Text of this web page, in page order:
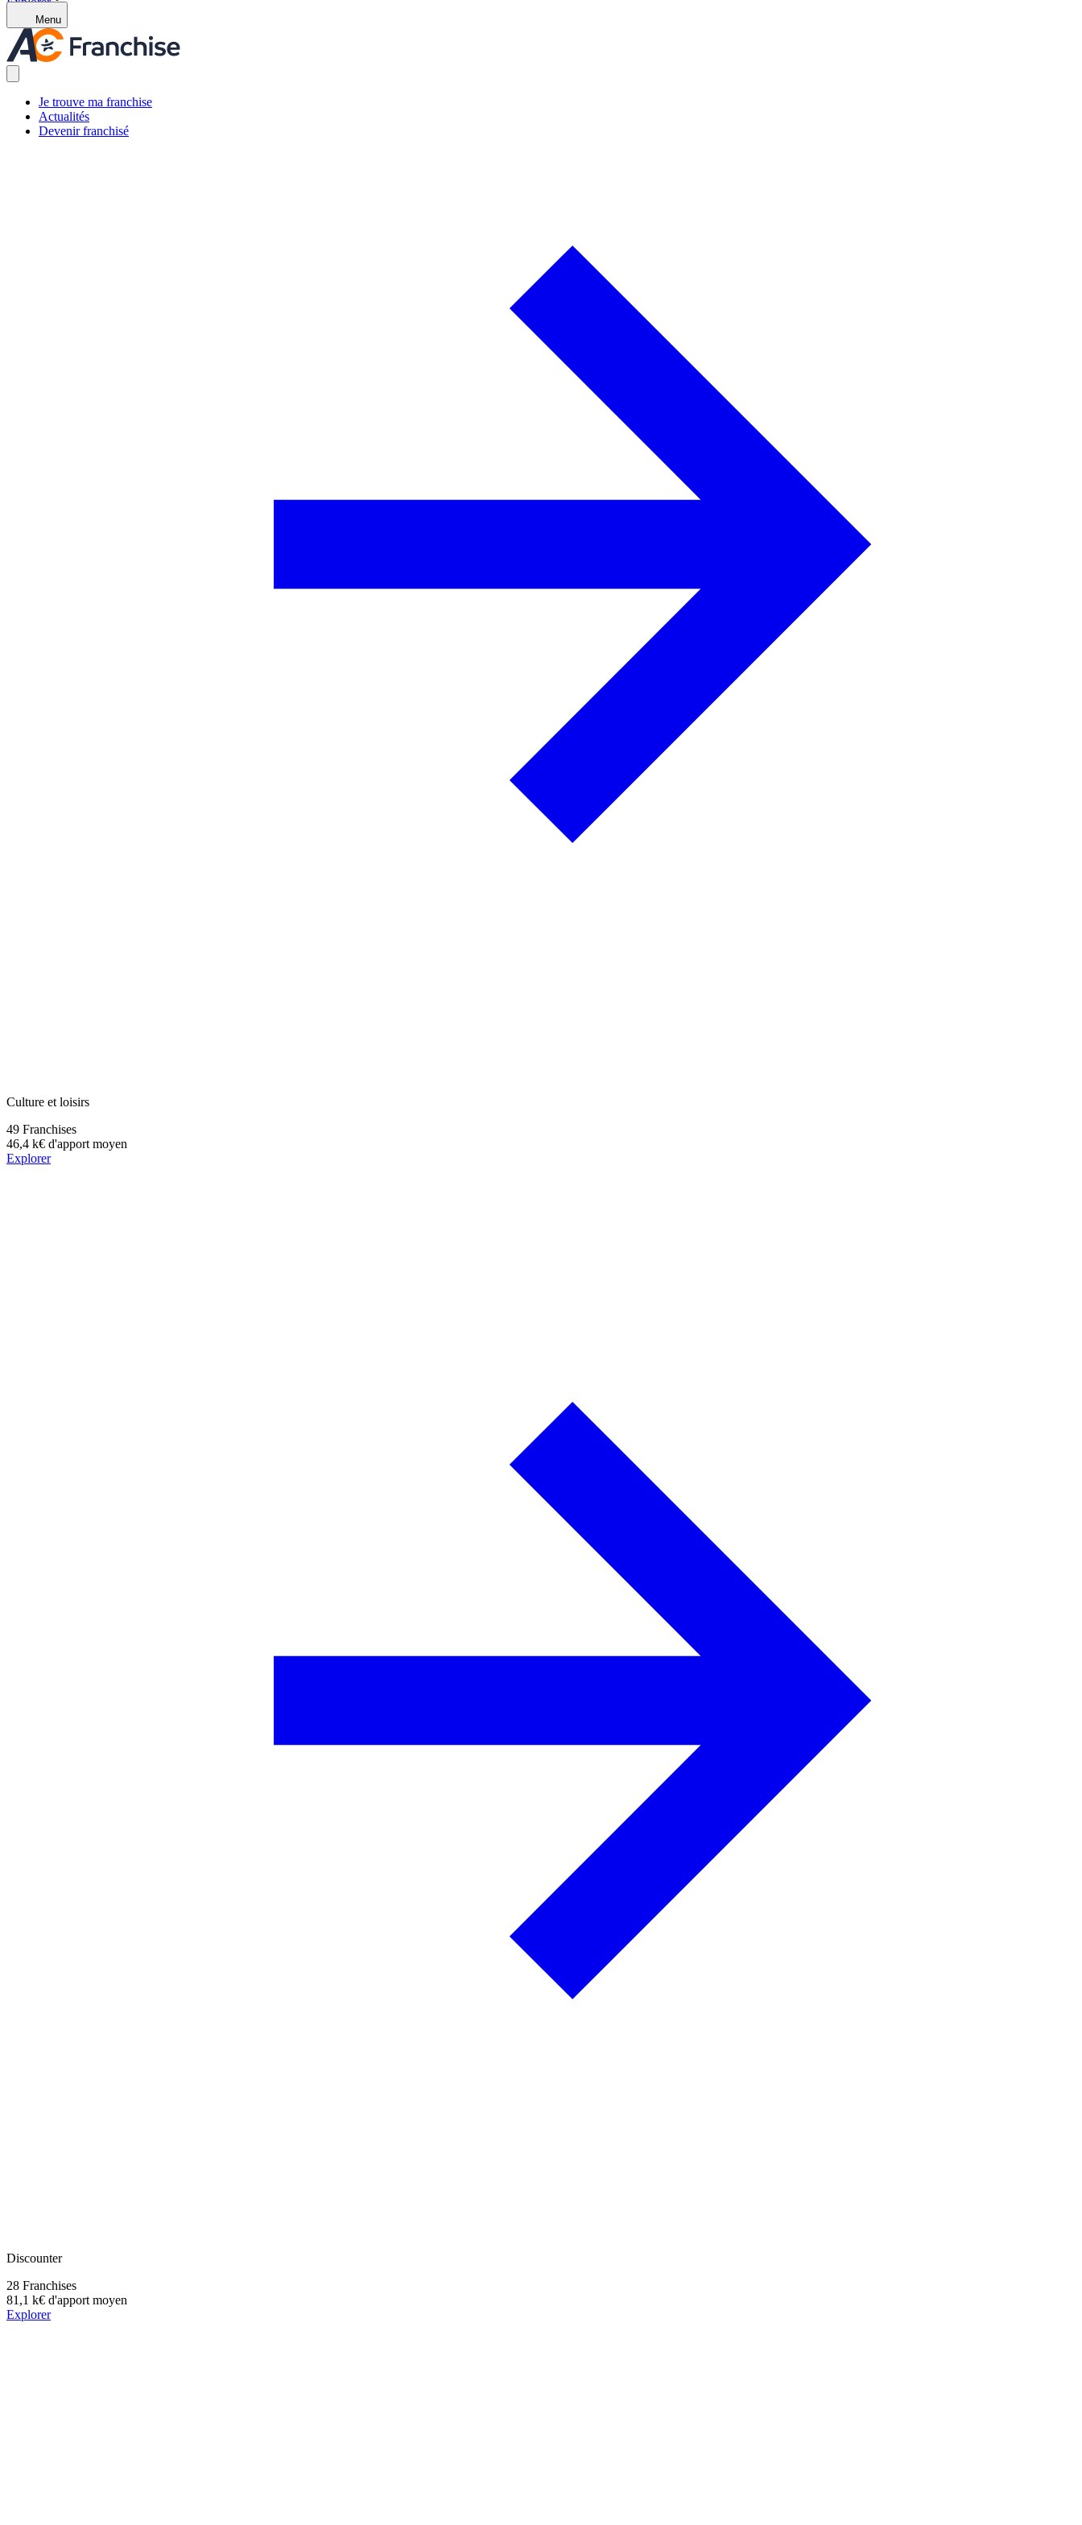
Menu
Je trouve ma franchise
Actualités
Devenir franchisé
Culture et loisirs
49 Franchises
46,4 k€ d'apport moyen
Explorer
Discounter
28 Franchises
81,1 k€ d'apport moyen
Explorer